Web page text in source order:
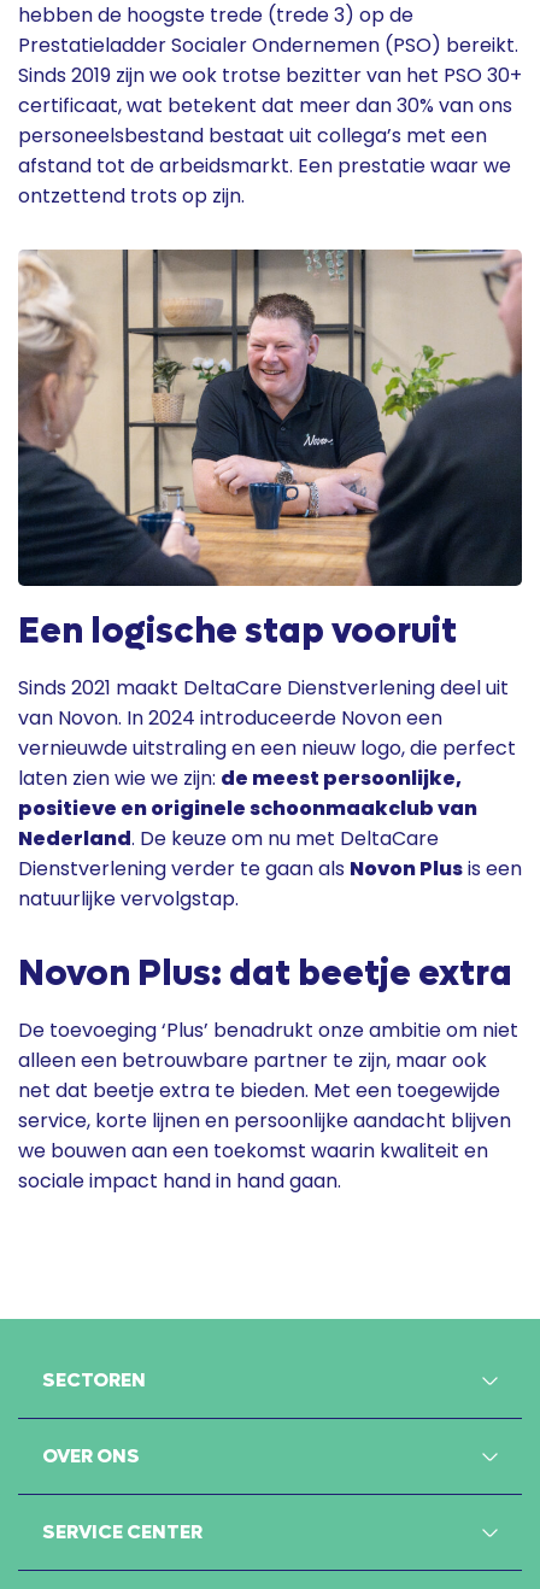
hebben de hoogste trede (trede 3) op de
Prestatieladder Socialer Ondernemen (PSO) bereikt.
Sinds 2019 zijn we ook trotse bezitter van het PSO 30+
certificaat, wat betekent dat meer dan 30% van ons
personeelsbestand bestaat uit collega’s met een
afstand tot de arbeidsmarkt. Een prestatie waar we
ontzettend trots op zijn.
Een logische stap vooruit
Sinds 2021 maakt DeltaCare Dienstverlening deel uit
van Novon. In 2024 introduceerde Novon een
vernieuwde uitstraling en een nieuw logo, die perfect
laten zien wie we zijn: de meest persoonlijke,
positieve en originele schoonmaakclub van
Nederland. De keuze om nu met DeltaCare
Dienstverlening verder te gaan als Novon Plusis een
natuurlijke vervolgstap.
Novon Plus: dat beetje extra
De toevoeging ‘Plus’ benadrukt onze ambitie om niet
alleen een betrouwbare partner te zijn, maar ook
net dat beetje extra te bieden. Met een toegewijde
service, korte lijnen en persoonlijke aandacht blijven
we bouwen aan een toekomst waarin kwaliteit en
sociale impact hand in hand gaan.
SECTOREN
OVER ONS
SERVICE CENTER